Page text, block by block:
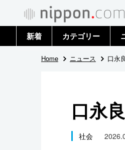
新着 カテゴリー
政治・外交
国際
Home ニュース 口永
口永
社会